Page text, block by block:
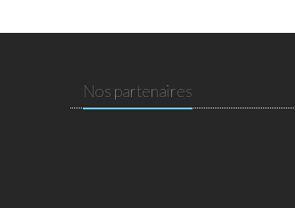
Nos partenaires